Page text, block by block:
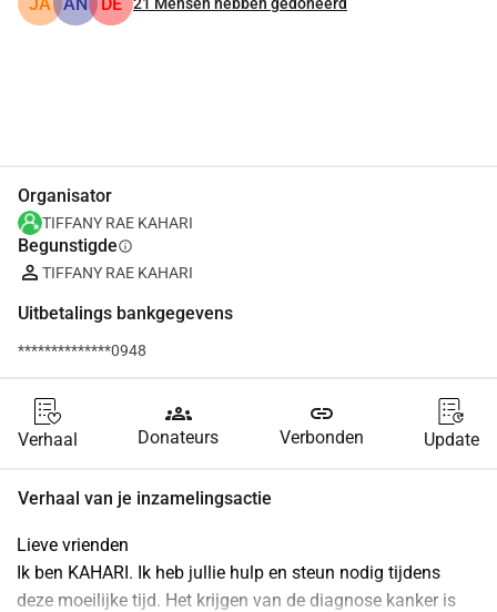
Organisator
TIFFANY RAE KAHARI
Begunstigdeinfo
TIFFANY RAE KAHARI
Uitbetalings bankgegevens
**************0948
Verhaal
groups
Donateurs
link
Verbonden Update
Verhaal van je inzamelingsactie
Lieve vrienden
Ik ben KAHARI. Ik heb jullie hulp en steun nodig tijdens
deze moeilijke tijd. Het krijgen van de diagnose kanker is